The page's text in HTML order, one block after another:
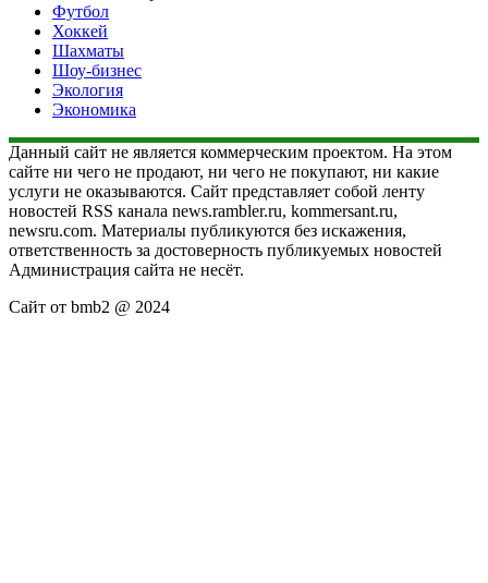
Футбол
Хоккей
Шахматы
Шоу-бизнес
Экология
Экономика
Данный сайт не является коммерческим проектом. На этом
сайте ни чего не продают, ни чего не покупают, ни какие
услуги не оказываются. Сайт представляет собой ленту
новостей RSS канала news.rambler.ru, kommersant.ru,
newsru.com. Материалы публикуются без искажения,
ответственность за достоверность публикуемых новостей
Администрация сайта не несёт.
Сайт от bmb2 @ 2024